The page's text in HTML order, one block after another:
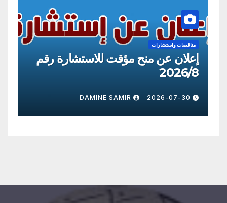
مناقصات واستشارات
إعلان عن منح مؤقت للاستشارة رقم
2026/8
2026-07-30
DAMINE SAMIR